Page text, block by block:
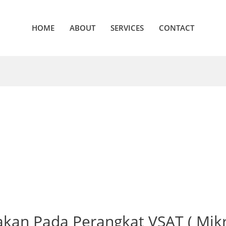
HOME ABOUT SERVICES CONTACT
Pada Perangkat VSAT (